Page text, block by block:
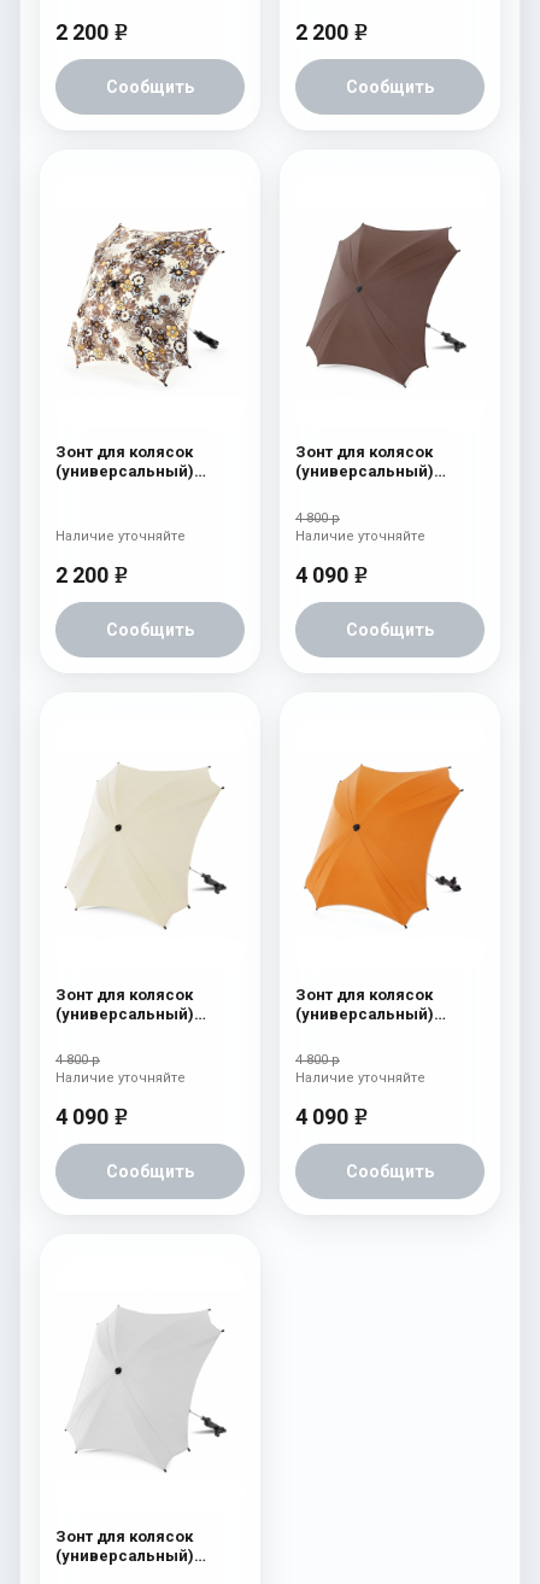
2 200 e
Сообщить
2 200 e
Сообщить
Зонт для колясок
(универсальный)
2 200 e
Сообщить
Наличие уточняйте
Зонт для колясок
(универсальный)
Brown
4 800 р
4 090 e
Сообщить
Наличие уточняйте
Зонт для колясок
(универсальный)
Beige
4 800 р
4 090 e
Сообщить
Наличие уточняйте
Зонт для колясок
(универсальный)
Carrot
4 800 р
4 090 e
Сообщить
Наличие уточняйте
Зонт для колясок
(универсальный)